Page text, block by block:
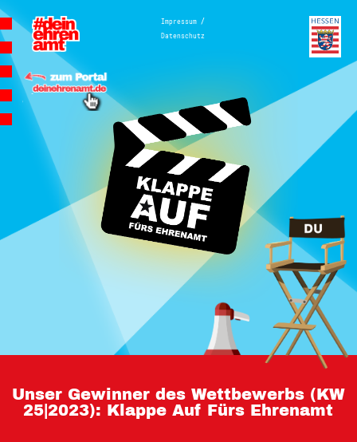
Hauptnavigation
Homepage | Wettbewerb Dein
Ehrenamt ist Herzenssache
Teilnahmebedingungen
MeinMoment
Teilnahmebedingungen
KlappeAuf
Teilnahmebedingungen 80 Jahre
Hessen
Impressum /
Datenschutz
Unser Gewinner des Wettbewerbs (KW
25|2023): Klappe Auf Fürs Ehrenamt